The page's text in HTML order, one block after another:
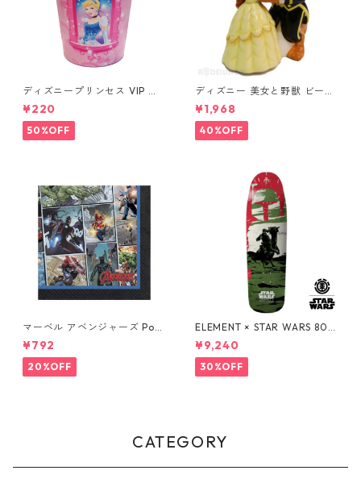
ディズニープリンセス VIP パ
ーティーカップ コップ DISNE
Y
¥220
50%OFF
ディズニー 美女と野獣 ビース
ト&ベル ソルト&ペッパー DIS
NEY
¥1,968
40%OFF
マーベル アベンジャーズ Pow
ers Unite 16pcペーパーナプ
キン MARVEL 紙ナプキン Ave
ngers
¥792
20%OFF
ELEMENT × STAR WARS 80S
BOBA FETT SKATEBOARD D
ECK ボバ・フェット スケート
ボードデッキ エレメント スタ
ー・ウォーズ
¥9,240
30%OFF
CATEGORY